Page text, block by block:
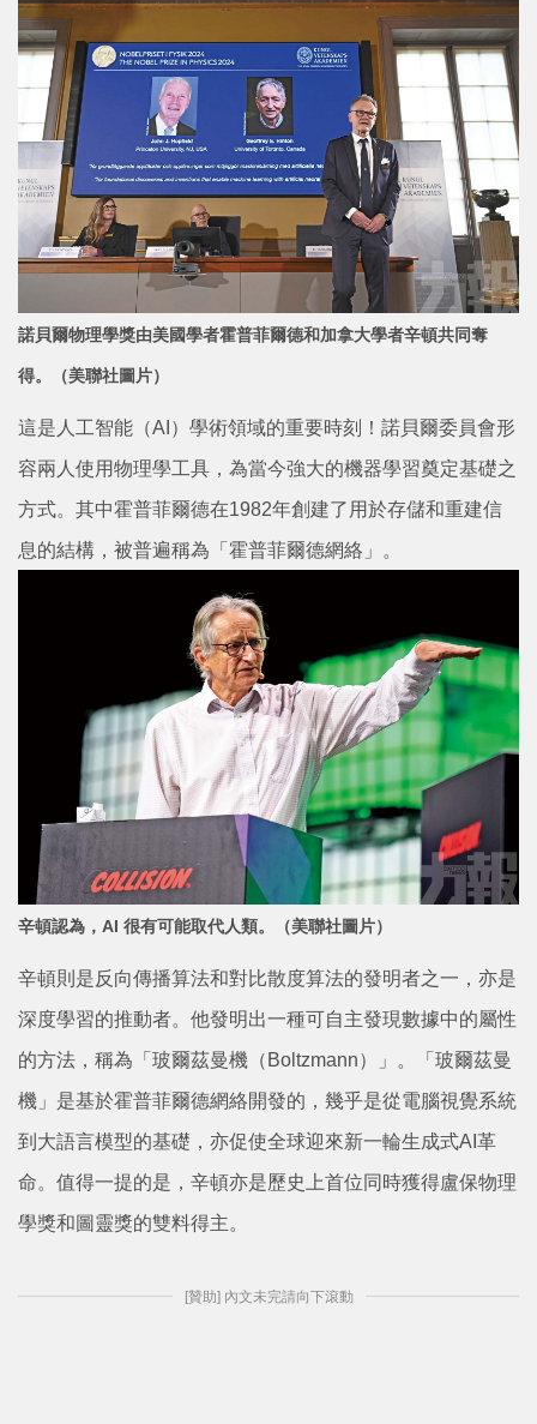
諾貝爾物理學獎由美國學者霍普菲爾德和加拿大學者辛頓共同奪
得。 （美聯社圖片）
這是人工智能（AI）學術領域的重要時刻！諾貝爾委員會形
容兩人使用物理學工具，為當今強大的機器學習奠定基礎之
方式。其中霍普菲爾德在1982年創建了用於存儲和重建信
息的結構，被普遍稱為「霍普菲爾德網絡」。
辛頓認為，AI 很有可能取代人類。（美聯社圖片）
辛頓則是反向傳播算法和對比散度算法的發明者之一，亦是
深度學習的推動者。他發明出一種可自主發現數據中的屬性
的方法，稱為「玻爾茲曼機（Boltzmann）」。「玻爾茲曼
機」是基於霍普菲爾德網絡開發的，幾乎是從電腦視覺系統
到大語言模型的基礎，亦促使全球迎來新一輪生成式AI革
命。值得一提的是，辛頓亦是歷史上首位同時獲得盧保物理
學獎和圖靈獎的雙料得主。
[贊助] 內文未完請向下滾動